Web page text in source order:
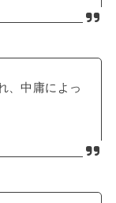
、中庸によっ